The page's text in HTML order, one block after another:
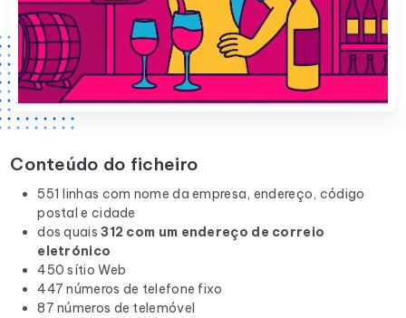
Conteúdo do ficheiro
551 linhas com nome da empresa, endereço, código
postal e cidade
dos quais312 com um endereço de correio
eletrónico
450 sítio Web
447 números de telefone fixo
87 números de telemóvel